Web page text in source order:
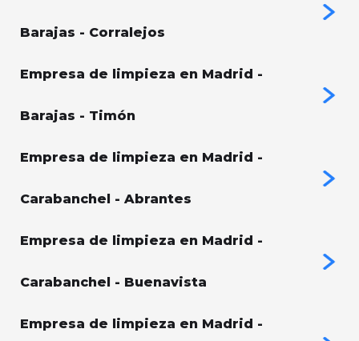
Barajas - Corralejos
Empresa de limpieza en Madrid -
Barajas - Timón
Empresa de limpieza en Madrid -
Carabanchel - Abrantes
Empresa de limpieza en Madrid -
Carabanchel - Buenavista
Empresa de limpieza en Madrid -